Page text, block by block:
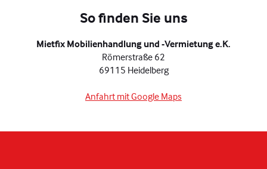
So finden Sie uns
Mietfix Mobilienhandlung und -Vermietung e.K.
Römerstraße 62
69115 Heidelberg
Anfahrt mit Google Maps